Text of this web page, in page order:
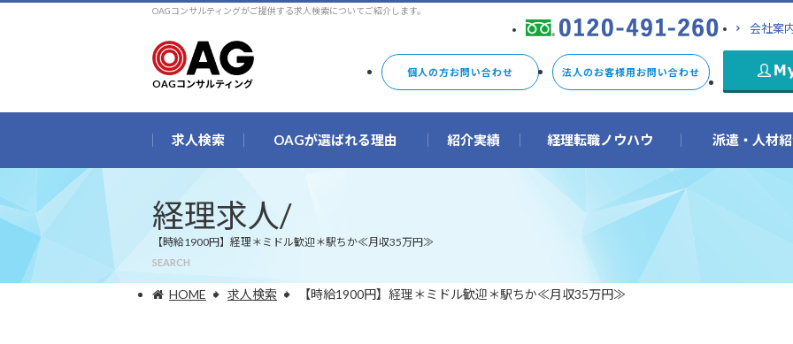
OAGコンサルティングがご提供する求人検索についてご紹介します。
OAGコンサルティング
会社案
個人の方お問い合わせ 法人のお客様用お問い合わせ
求人検索 OAGが選ばれる理由 紹介実績 経理転職ノウハウ 派遣・人材
経理求人/
【時給1900円】経理＊ミドル歓迎＊駅ちか≪月収35万円≫
SEARCH
HOME 求人検索 【時給1900円】経理＊ミドル歓迎＊駅ちか≪月収35万円≫